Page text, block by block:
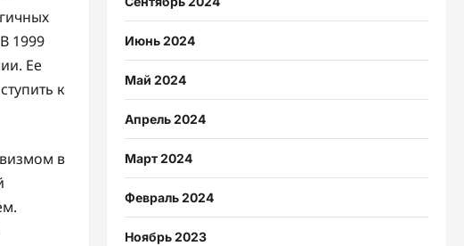
1999
Ее
к
в
Июнь 2024
Май 2024
Апрель 2024
Март 2024
Февраль 2024
Ноябрь 2023